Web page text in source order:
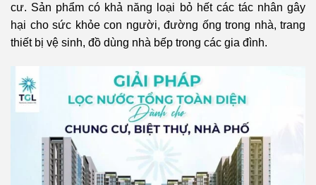
cư. Sản phẩm có khả năng loại bỏ hết các tác nhân gây
hại cho sức khỏe con người, đường ống trong nhà, trang
thiết bị vệ sinh, đồ dùng nhà bếp trong các gia đình.